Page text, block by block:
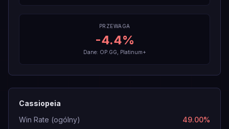
PRZEWAGA
-4.4%
Dane: OP.GG, Platinum+
Cassiopeia
Win Rate (ogólny)
49.00%